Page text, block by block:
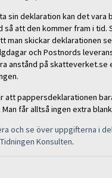
sin deklaration kan det vara
så att den kommer fram i tid.
man skickar deklarationen
och Postnords
anstånd på skatteverket.se
att pappersdeklarationen
får alltså ingen extra
och se över uppgifterna i
Tidningen Konsulten.